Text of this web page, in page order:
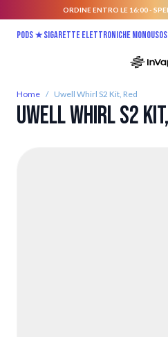
ORDINE ENTRO LE 16:00 -
Pods ★Sigarette elettroniche monouso
Home / Uwell Whirl S2 Kit, Red
Uwell Whirl S2